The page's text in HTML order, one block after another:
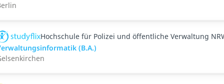
Hochschule für Polizei und öffentliche Verwaltung
(B.A.)